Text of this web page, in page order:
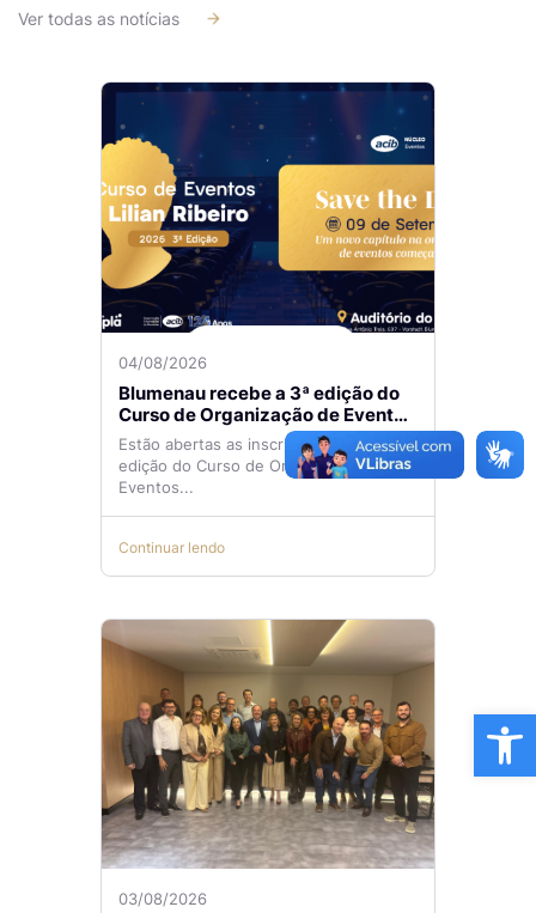
Ver todas as notícias
04/08/2026
Blumenau recebe a 3ª edição do
Curso de Organização de Eventos
Lilian Ribeiro
Estão abertas as inscrições para a 3ª
edição do Curso de Organização de
Eventos...
Continuar lendo
03/08/2026